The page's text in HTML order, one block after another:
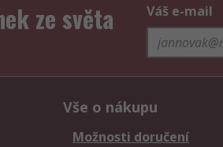
ze světa
Váš e-mail
Vše o nákupu
Možnosti doručení